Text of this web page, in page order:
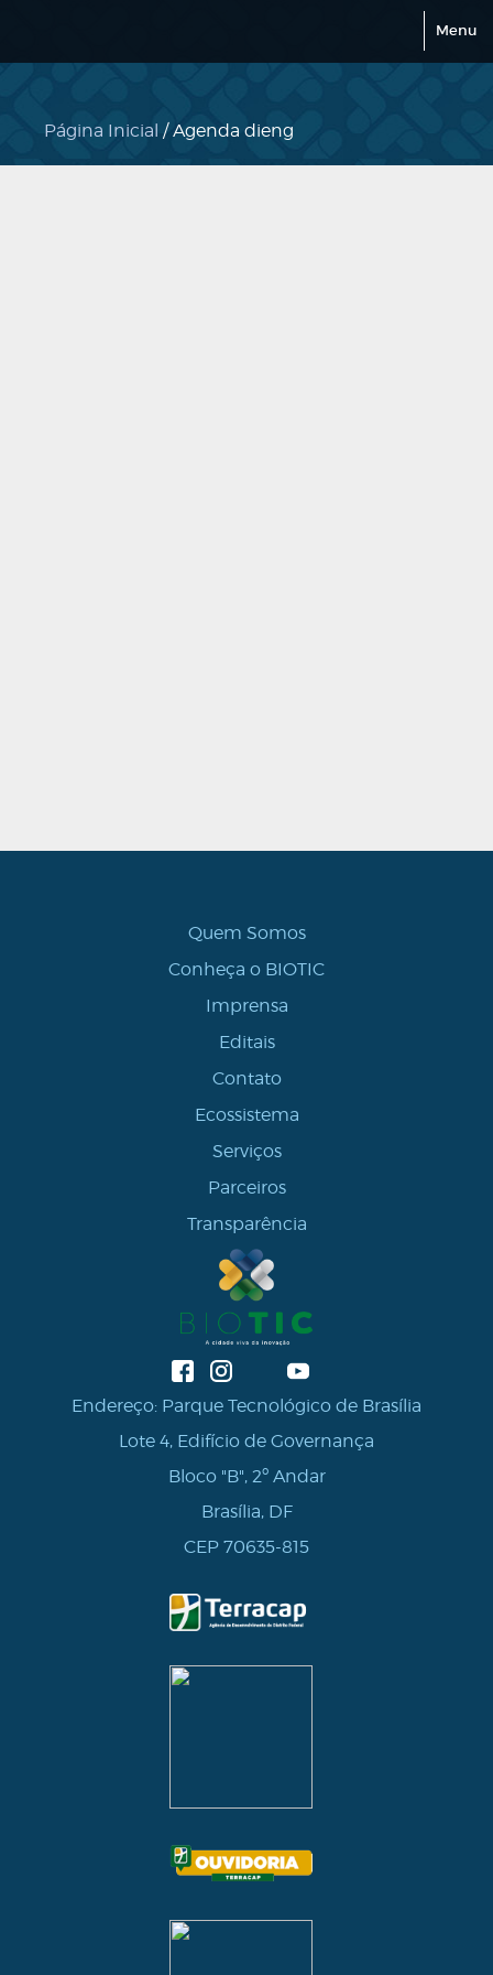
Menu
Página Inicial / Agenda dieng
Quem Somos
Conheça o BIOTIC
Imprensa
Editais
Contato
Ecossistema
Serviços
Parceiros
Transparência
Endereço: Parque Tecnológico de Brasília
Lote 4, Edifício de Governança
Bloco "B", 2º Andar
Brasília, DF
CEP 70635-815